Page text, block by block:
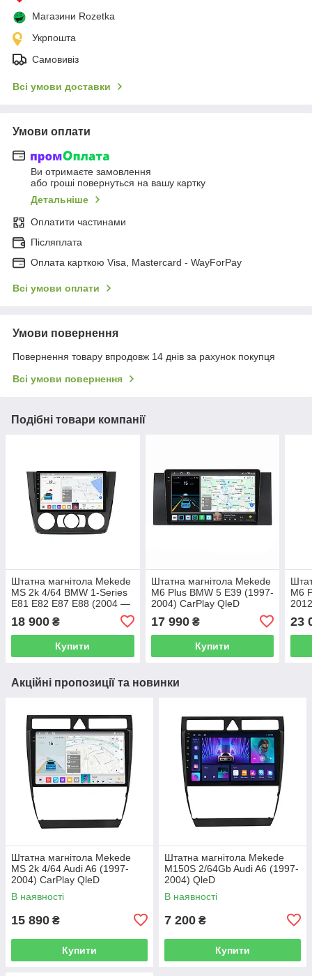
Магазини Rozetka
Укрпошта
Самовивіз
Всі умови доставки
Умови оплати
Ви отримаєте замовлення
або гроші повернуться на вашу картку
Детальніше
Оплатити частинами
Післяплата
Оплата карткою Visa, Mastercard - WayForPay
Всі умови оплати
Умови повернення
Повернення товару впродовж 14 днів за рахунок покупця
Всі умови повернення
Подібні товари компанії
Штатна магнітола Mekede
MS 2k 4/64 BMW 1-Series
E81 E82 E87 E88 (2004 —
18 900 ₴
Купити
Штатна магнітола Mekede
M6 Plus BMW 5 E39 (1997-
2004) CarPlay QleD
17 990₴
Купити
M6
23
Акційні пропозиції та новинки
Штатна магнітола Mekede
MS 2k 4/64 Audi A6 (1997-
2004) CarPlay QleD
В наявності
15 890 ₴
Купити
Штатна магнітола Mekede
M150S 2/64Gb Audi A6 (1997-
2004) QleD
В наявності
7 200 ₴
Купити